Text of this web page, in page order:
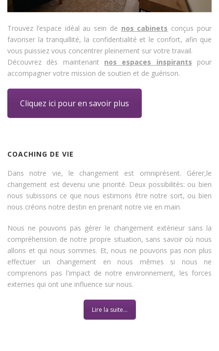
Trouvez l’espace idéal au sein de nos cabinets conçus pour
favoriser la tranquillité, la confidentialité et le confort, afin que
vous puissiez vous concentrer pleinement sur votre travail.
Découvrez dès maintenant nos espaces inspirants pour
accompagner votre mission de soutien et de guérison.
Cliquez ici pour en savoir plus
COACHING DE VIE
Dans notre vie, le changement est omniprésent. Gérer,le
changement est devenu une priorité. Deux possibilités: ou bien
nous subissons ce que nous estimons être notre sort, ou bien
nous créons notre destin en prenant notre vie en main.
Nous ne pouvons pas gérer le changement extérieur sans la
compréhension de notre propre situation, sans savoir où nous
allons et qui nous sommes. Et, nous ne pouvons pas non plus
effectuer un changement en nous mêmes si nous ne
comprenons pas l'impact de notre environnement, les forces
externes qui ont une influence sur nous.
Lire la suite...